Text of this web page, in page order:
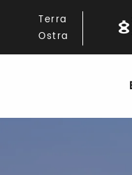
contenu
principal
Terra
Ostra